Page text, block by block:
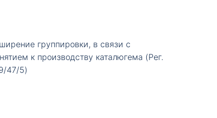
группировки, в связи с
к производству каталюгема (Peг.
47/5)